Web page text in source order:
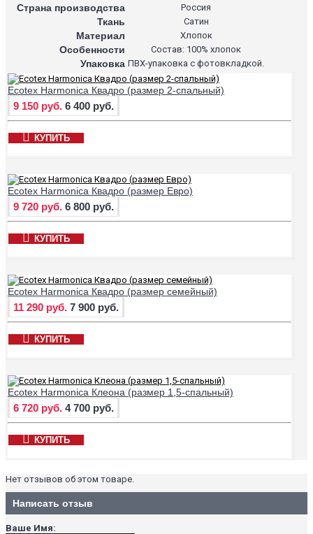
Страна производства Россия
Ткань Сатин
Материал Хлопок
Особенности Состав: 100% хлопок
Упаковка ПВХ-упаковка с фотовкладкой.
Ecotex Harmonica Квадро (размер 2-спальный)
9 150 руб. 6 400 руб.
КУПИТЬ
Ecotex Harmonica Квадро (размер Евро)
9 720 руб. 6 800 руб.
КУПИТЬ
Ecotex Harmonica Квадро (размер семейный)
11 290 руб. 7 900 руб.
КУПИТЬ
Ecotex Harmonica Клеона (размер 1,5-спальный)
6 720 руб. 4 700 руб.
КУПИТЬ
Нет отзывов об этом товаре.
Написать отзыв
Ваше Имя: